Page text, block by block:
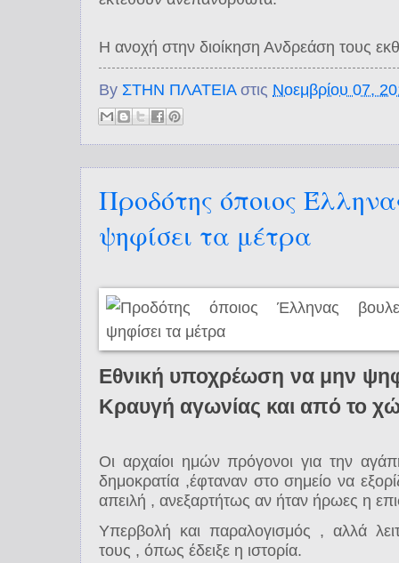
Η ανοχή στην διοίκηση Ανδρεάση τους
By ΣΤΗΝ ΠΛΑΤΕΙΑ στις Νοεμβρίου 07,
Προδότης όποιος
ψηφίσει τα μέτρα
Εθνική υποχρέωση να μην
Κραυγή αγωνίας και από το
Οι αρχαίοι ημών πρόγονοι για την
δημοκρατία ,έφταναν στο σημείο να
απειλή , ανεξαρτήτως αν ήταν ήρωες η
Υπερβολή και παραλογισμός , αλλά
τους , όπως έδειξε η ιστορία.